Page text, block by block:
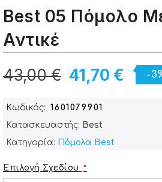
Best 05 Πόμολο
Αντικέ
41,70 €
43,00 € -
Κωδικός
1601079901
Κατασκευαστής: Best
Κατηγορία: Πόμολα Best
Επιλογή Σχεδίου